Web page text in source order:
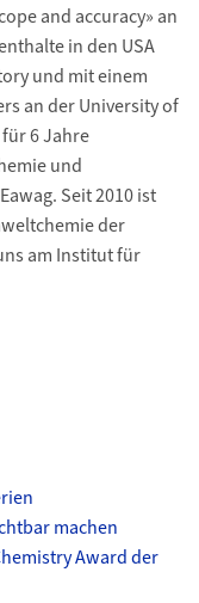
and accuracy» an
in den USA
und mit einem
an der University of
6 Jahre
und
Seit 2010 ist
der
am Institut für
machen
Award der